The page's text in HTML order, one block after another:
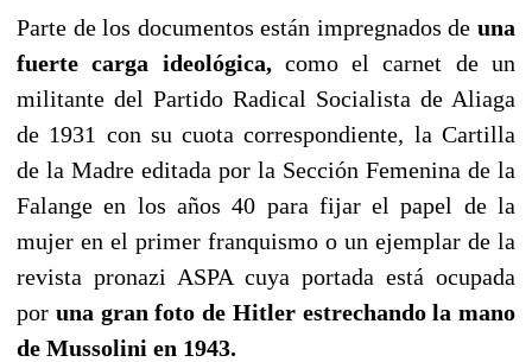
Parte de los documentos están impregnados de una
fuerte carga ideológica,como el carnet de un
militante del Partido Radical Socialista de Aliaga
de 1931 con su cuota correspondiente, la Cartilla
de la Madre editada por la Sección Femenina de la
Falange en los años 40 para fijar el papel de la
mujer en el primer franquismo o un ejemplar de la
revista pronazi ASPA cuya portada está ocupada
por una gran foto de Hitler estrechando la mano
de Mussolini en 1943.